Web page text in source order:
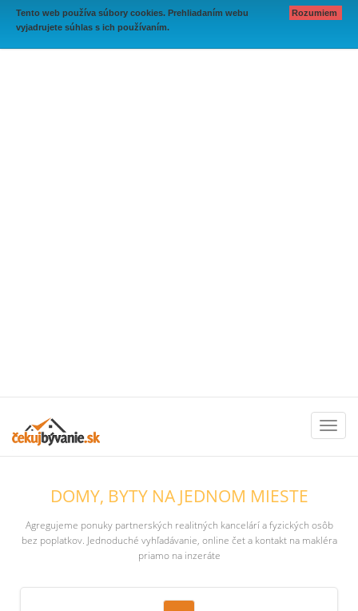
Tento web používa súbory cookies. Prehliadaním webu
vyjadrujete súhlas s ich používaním.
Rozumiem
DOMY, BYTY NA JEDNOM MIESTE
Agregujeme ponuky partnerských realitných kancelárí a fyzických osôb
bez poplatkov. Jednoduché vyhľadávanie, online čet a kontakt na makléra
priamo na inzeráte